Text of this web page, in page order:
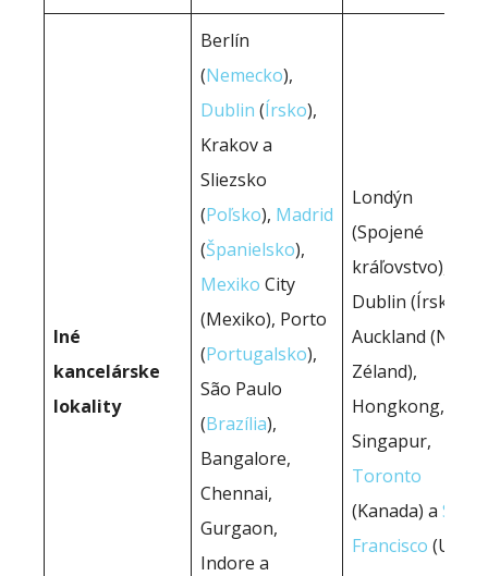
Iné
kancelárske
lokality
Berlín
(Nemecko),
Dublin (Írsko),
Krakov a
Sliezsko
(Poľsko), Madrid
(Španielsko),
Mexiko City
(Mexiko), Porto
(Portugalsko),
São Paulo
(Brazília),
Bangalore,
Chennai,
Gurgaon,
Indore a
Londýn
(Spojené
kráľovstvo),
Dublin (Írsko),
Auckland (Nový
Zéland),
Hongkong,
Singapur,
Toronto
(Kanada) a San
Francisco (USA)